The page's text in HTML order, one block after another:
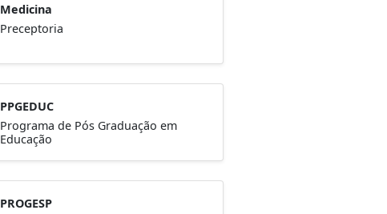
Medicina
Preceptoria
PPGEDUC
Programa de Pós Graduação em
Educação
PROGESP